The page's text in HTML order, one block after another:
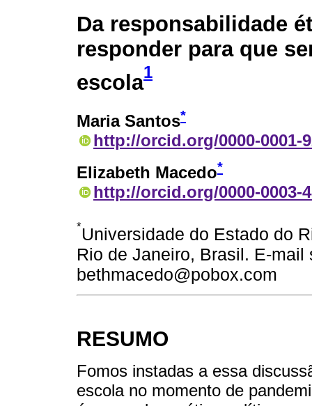
Da responsabilidade
responder para que
escola1
Maria Santos*
http://orcid.org/0000-0001-
Elizabeth Macedo*
http://orcid.org/0000-0003-
*Universidade do Estado do
Rio de Janeiro, Brasil. E-
bethmacedo@pobox.com
RESUMO
Fomos instadas a essa
escola no momento de